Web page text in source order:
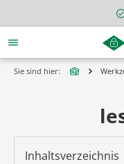
Sie sind hier:
Inhaltsverzeichnis